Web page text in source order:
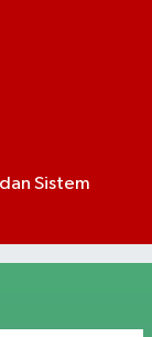
Sistem